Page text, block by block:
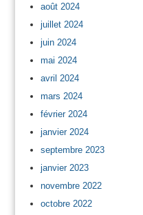
août 2024
juillet 2024
juin 2024
mai 2024
avril 2024
mars 2024
février 2024
janvier 2024
septembre 2023
janvier 2023
novembre 2022
octobre 2022